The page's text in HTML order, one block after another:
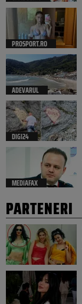
PROSPORT.RO
ADEVARUL
DIGI24
MEDIAFAX
PARTENERI